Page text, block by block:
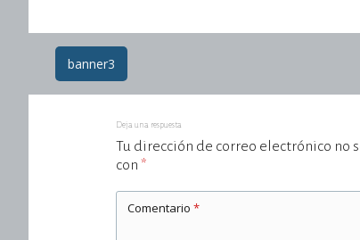
Post
navigation
banner3
Deja una respuesta
Tu dirección de correo electrónico no
con *
Comentario *